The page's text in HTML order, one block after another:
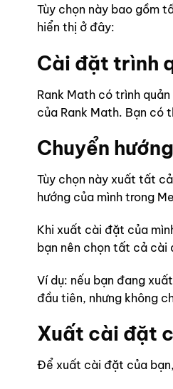
Tùy chọn này bao gồm
hiển thị ở đây:
Cài đặt trình
Rank Math có trình
của Rank Math. Bạn có
Chuyển hướng
Tùy chọn này xuất tất
hướng của mình trong
Khi xuất cài đặt của
bạn nên chọn tất cả cài
Ví dụ: nếu bạn đang
đầu tiên, nhưng không
Xuất cài đặt
Để xuất cài đặt của